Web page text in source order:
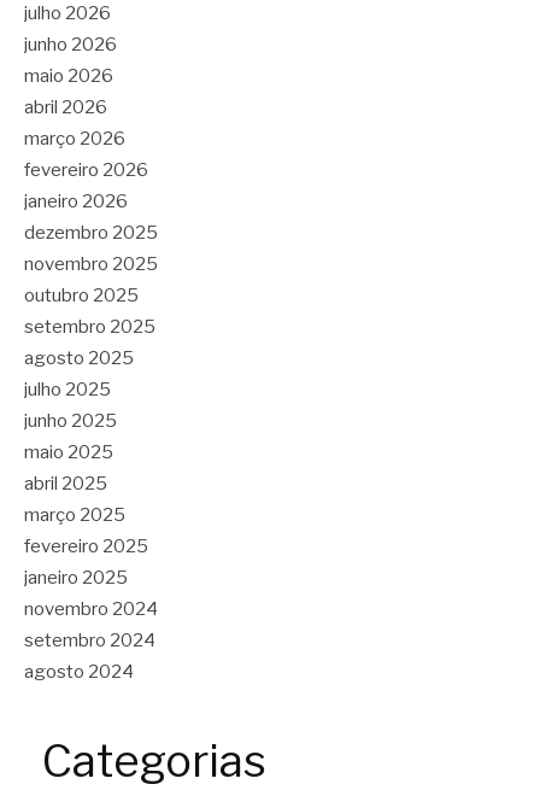
julho 2026
junho 2026
maio 2026
abril 2026
março 2026
fevereiro 2026
janeiro 2026
dezembro 2025
novembro 2025
outubro 2025
setembro 2025
agosto 2025
julho 2025
junho 2025
maio 2025
abril 2025
março 2025
fevereiro 2025
janeiro 2025
novembro 2024
setembro 2024
agosto 2024
Categorias